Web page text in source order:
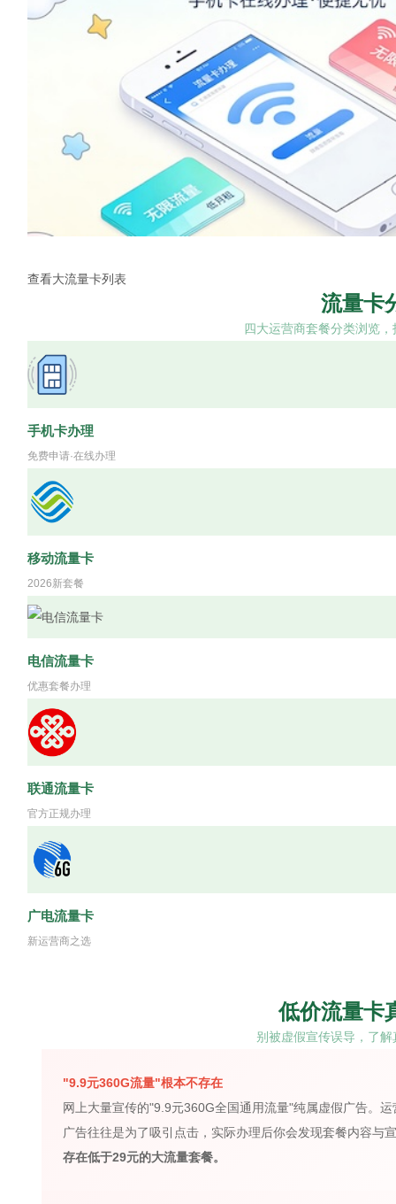
查看大流量卡列表
流量卡
四大运营商套餐分类浏览
手机卡办理
免费申请·在线办理
移动流量卡
2026新套餐
电信流量卡
优惠套餐办理
联通流量卡
官方正规办理
广电流量卡
新运营商之选
低价流量卡
别被虚假宣传误导，了
"9.9元360G流量"根本不存在
网上大量宣传的"9.9元360G全国通用流量"纯属虚假广告。
广告往往是为了吸引点击，实际办理后你会发现套餐内容与
存在低于29元的大流量套餐。